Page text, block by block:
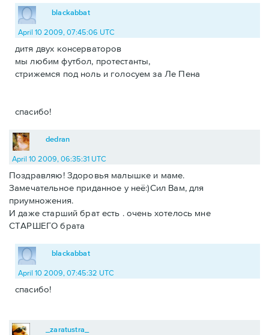
blackabbat
April 10 2009, 07:45:06 UTC
дитя двух консерваторов
мы любим футбол, протестанты,
стрижемся под ноль и голосуем за Ле Пена
спасибо!
dedran
April 10 2009, 06:35:31 UTC
Поздравляю! Здоровья малышке и маме.
Замечательное приданное у неё:)Сил Вам, для
приумножения.
И даже старший брат есть . очень хотелось мне
СТАРШЕГО брата
blackabbat
April 10 2009, 07:45:32 UTC
спасибо!
_zaratustra_